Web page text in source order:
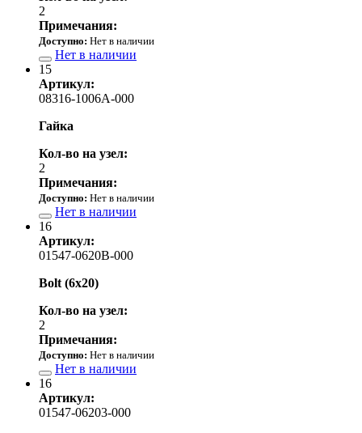
2
Примечания:
Доступно: Нет в наличии
Нет в наличии
15
Артикул:
08316-1006A-000
Гайка
Кол-во на узел:
2
Примечания:
Доступно: Нет в наличии
Нет в наличии
16
Артикул:
01547-0620B-000
Bolt (6x20)
Кол-во на узел:
2
Примечания:
Доступно: Нет в наличии
Нет в наличии
16
Артикул:
01547-06203-000